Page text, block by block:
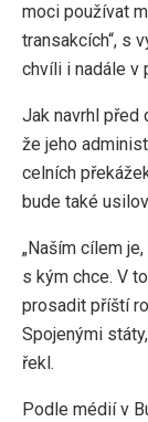
moci používat
transakcích“, s
chvíli i nadále v
Jak navrhl před
že jeho
celních
bude také
„Naším cílem
s kým chce. V
prosadit příští
Spojenými
řekl.
Podle médií v